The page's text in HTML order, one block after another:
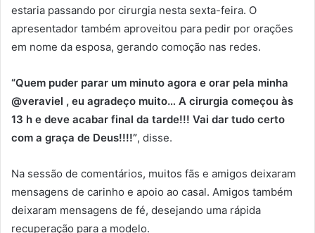
estaria passando por cirurgia nesta sexta-feira. O
apresentador também aproveitou para pedir por orações
em nome da esposa, gerando comoção nas redes.
“Quem puder parar um minuto agora e orar pela minha
@veraviel , eu agradeço muito… A cirurgia começou às
13 h e deve acabar final da tarde!!! Vai dar tudo certo
com a graça de Deus!!!!”, disse.
Na sessão de comentários, muitos fãs e amigos deixaram
mensagens de carinho e apoio ao casal. Amigos também
deixaram mensagens de fé, desejando uma rápida
recuperação para a modelo.